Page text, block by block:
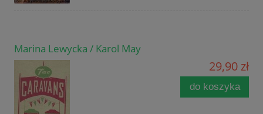
Marina Lewycka / Karol May
29,90 zł
do koszyka